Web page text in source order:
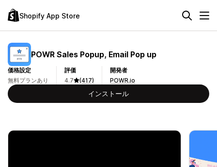
Shopify App Store
POWR Sales Popup, Email Pop up
価格設定
無料プランあり
評価
4.7
(417)
開発者
POWR.io
インストール